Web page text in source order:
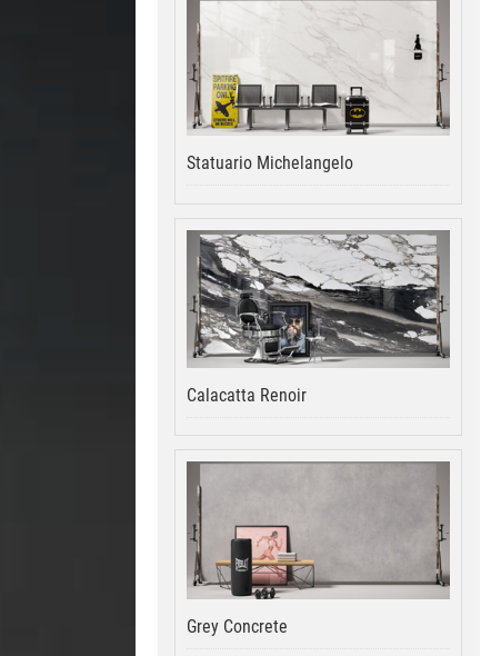
Statuario Michelangelo
Calacatta Renoir
Grey Concrete